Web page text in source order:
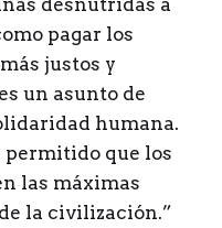
pagar los
justos y
un asunto de
humana.
permitido que los
las máximas
la civilización.”